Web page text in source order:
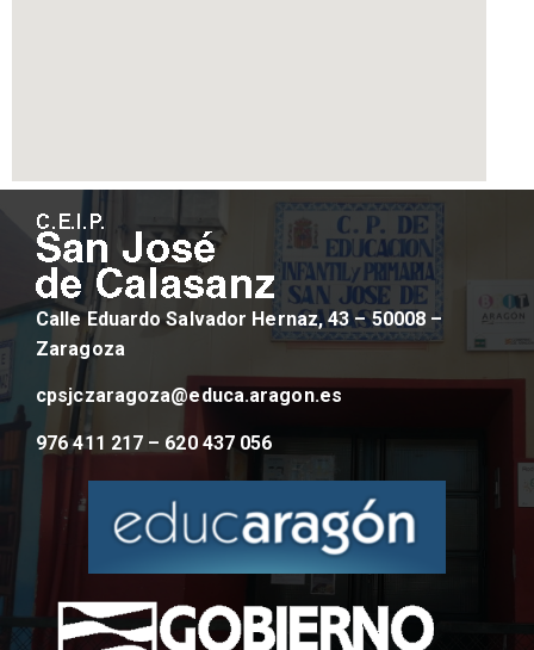
Calle Eduardo Salvador Hernaz, 43 – 50008 –
Zaragoza
cpsjczaragoza@educa.aragon.es
976 411 217 – 620 437 056